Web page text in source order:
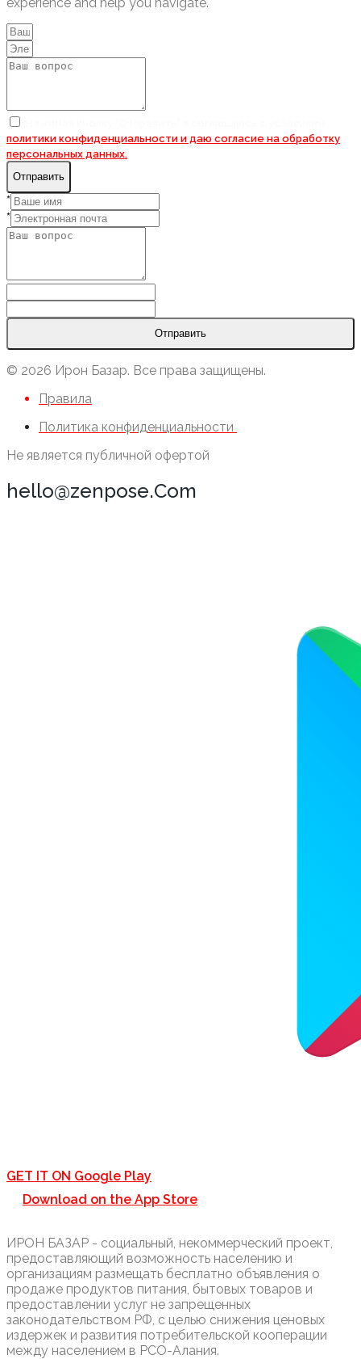
политики конфиденциальности и даю согласие на обработку
персональных данных.
Отправить
*
*
Отправить
© 2026 Ирон Базар. Все права защищены.
Правила
Политика конфиденциальности
Не является публичной офертой
hello@zenpose.Com
GET IT ON Google Play
Download on the App Store
ИРОН БАЗАР - социальный, некоммерческий проект,
предоставляющий возможность населению и
организациям размещать бесплатно объявления о
продаже продуктов питания, бытовых товаров и
предоставлении услуг не запрещенных
законодательством РФ, с целью снижения ценовых
издержек и развития потребительской кооперации
между населением в РСО-Алания.